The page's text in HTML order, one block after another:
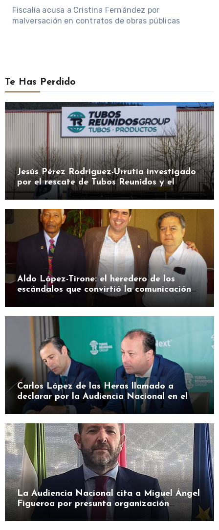
Fiscalía acusa a Cristina Fernández por
malversación en contratos de obras públicas
Te Has Perdido
Jesús Pérez Rodríguez-Urrutia investigado
por el rescate de Tubos Reunidos y el
préstamo de la SEPI
Aldo López-Tirone: el heredero de los
escándalos que convirtió la comunicación
en herramienta de presión
Carlos López de las Heras llamado a
declarar por la Audiencia Nacional en el
caso SEPI
La Audiencia Nacional cita a Miguel Ángel
Figueroa por presunta organización